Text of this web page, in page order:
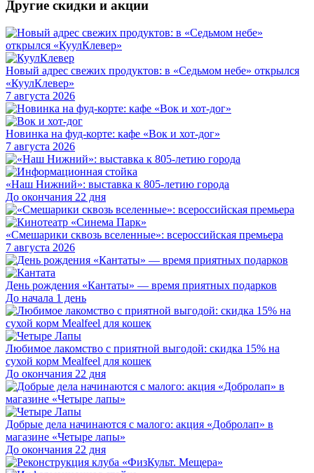
Другие скидки и акции
Новый адрес свежих продуктов: в «Седьмом небе» открылся
«КуулКлевер»
7 августа 2026
Новинка на фуд-корте: кафе «Вок и хот-дог»
7 августа 2026
«Наш Нижний»: выставка к 805-летию города
До окончания 22 дня
«Смешарики сквозь вселенные»: всероссийская премьера
7 августа 2026
День рождения «Кантаты» — время приятных подарков
До начала 1 день
Любимое лакомство с приятной выгодой: скидка 15% на
сухой корм Mealfeel для кошек
До окончания 22 дня
Добрые дела начинаются с малого: акция «Добролап» в
магазине «Четыре лапы»
До окончания 22 дня